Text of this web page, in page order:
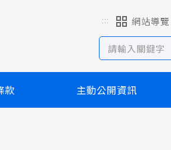
::: 網站導覽
款 主動公開資訊